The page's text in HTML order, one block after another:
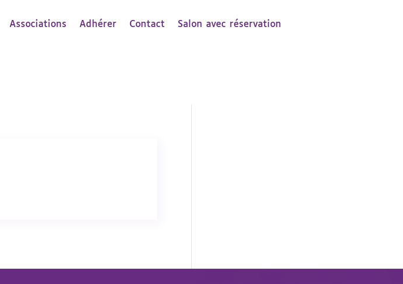
Associations Adhérer Contact Salon avec réservation